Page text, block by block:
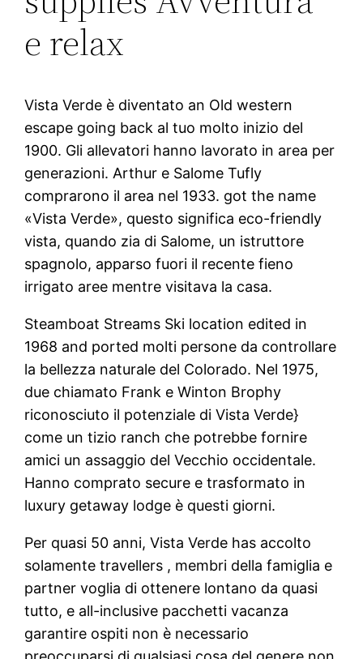
e relax
Vista Verde è diventato an Old western
escape going back al tuo molto inizio del
1900. Gli allevatori hanno lavorato in area per
generazioni. Arthur e Salome Tufly
comprarono il area nel 1933. got the name
«Vista Verde», questo significa eco-friendly
vista, quando zia di Salome, un istruttore
spagnolo, apparso fuori il recente fieno
irrigato aree mentre visitava la casa.
Steamboat Streams Ski location edited in
1968 and ported molti persone da controllare
la bellezza naturale del Colorado. Nel 1975,
due chiamato Frank e Winton Brophy
riconosciuto il potenziale di Vista Verde}
come un tizio ranch che potrebbe fornire
amici un assaggio del Vecchio occidentale.
Hanno comprato secure e trasformato in
luxury getaway lodge è questi giorni.
Per quasi 50 anni, Vista Verde has accolto
solamente travellers , membri della famiglia e
partner voglia di ottenere lontano da quasi
tutto, e all-inclusive pacchetti vacanza
garantire ospiti non è necessario